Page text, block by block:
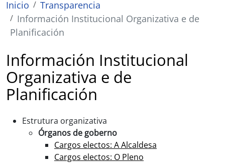
Miga de pan
Inicio
Transparencia
Información Institucional Organizativa e de
Planificación
Información Institucional
Organizativa e de
Planificación
Estrutura organizativa
Órganos de goberno
Cargos electos: A Alcaldesa
Cargos electos: O Pleno